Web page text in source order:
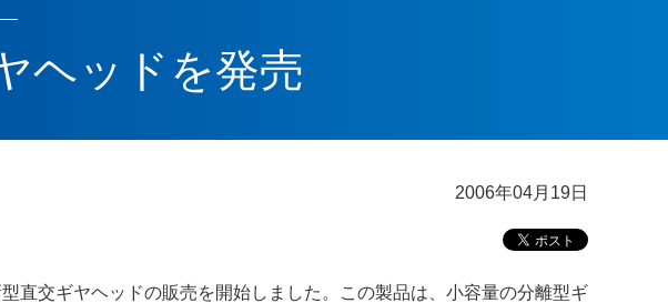
ヘッドを発売
2006年04月19日
交ギヤヘッドの販売を開始しました。この製品は、小容量の分離型ギ